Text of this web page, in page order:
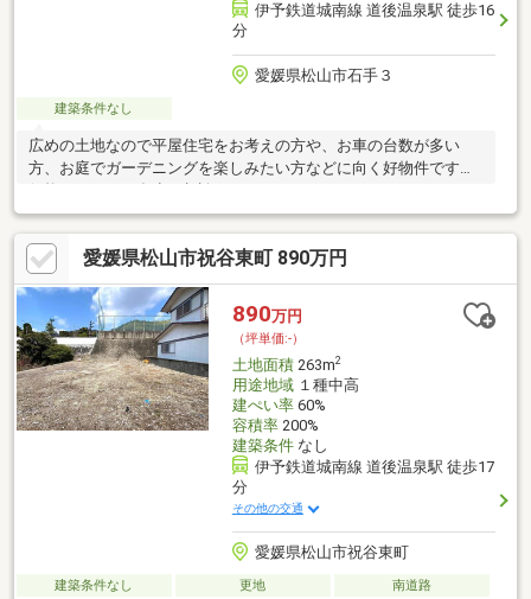
伊予鉄道城南線 道後温泉駅 徒歩16
分
愛媛県松山市石手３
建築条件なし
広めの土地なので平屋住宅をお考えの方や、お車の台数が多い
方、お庭でガーデニングを楽しみたい方などに向く好物件です。
愛媛県松山市祝谷東町 890万円
890万円
（坪単価:-）
土地面積263m2
用途地域１種中高
建ぺい率60%
容積率200%
建築条件なし
伊予鉄道城南線 道後温泉駅 徒歩17
分
その他の交通
愛媛県松山市祝谷東町
建築条件なし 更地 南道路